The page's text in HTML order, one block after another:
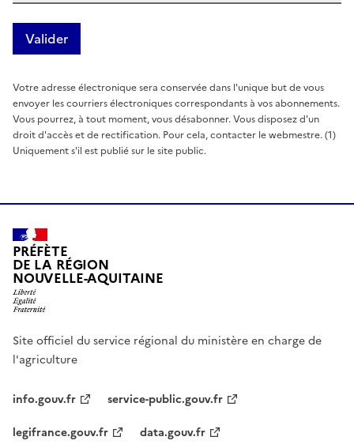
Votre adresse électronique sera conservée dans l'unique but de vous
envoyer les courriers électroniques correspondants à vos abonnements.
Vous pourrez, à tout moment, vous désabonner. Vous disposez d'un
droit d'accès et de rectification. Pour cela, contacter le webmestre. (1)
Uniquement s'il est publié sur le site public.
PRÉFÈTE
DE LA RÉGION
NOUVELLE-AQUITAINE
Site officiel du service régional du ministère en charge de
l'agriculture
info.gouv.fr
service-public.gouv.fr
legifrance.gouv.fr
data.gouv.fr